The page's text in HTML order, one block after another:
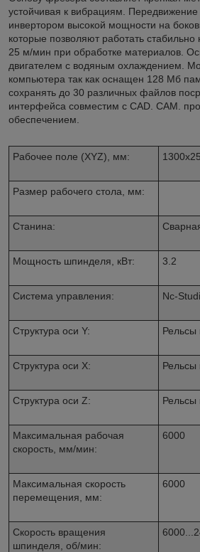
устойчивая к вибрациям. Передвижение
инвертором высокой мощности на
которые позволяют работать стабильно
25 м/мин при обработке материалов.
двигателем с водяным охлаждением.
компьютера так как оснащен 128 Мб
сохранять до 30 различных файлов
интерфейса совместим с CAD. CAM.
обеспечением.
Рабочее поле (XYZ), мм:
Размер рабочего стола, мм:
Станина:
Мощность шпинделя, кВт: 3.2
Система управления: Nc-
Структура оси Y: Рельсы
Структура оси Х: Рельсы
Структура оси Z: Рельсы
Максимальная рабочая
скорость, мм/мин:
6000
Максимальная скорость
перемещения, мм:
6000
Скорость вращения
шпинделя, об/мин: